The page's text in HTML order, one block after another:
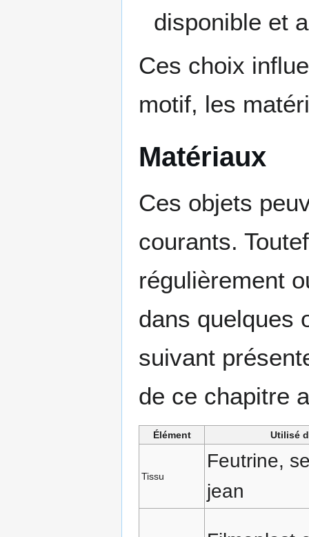
disponible et
Ces choix
motif, les
Matériaux
Ces objets
courants.
régulièrement
dans quelques
suivant
de ce chapitre
Élément Utilisé
Tissu
Feutrine,
jean